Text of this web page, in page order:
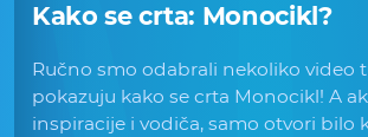
Kako se crta: Monocikl?
Ručno smo odabrali nekoliko video
pokazuju kako se crta Monocikl! A
inspiracije i vodiča, samo otvori bilo